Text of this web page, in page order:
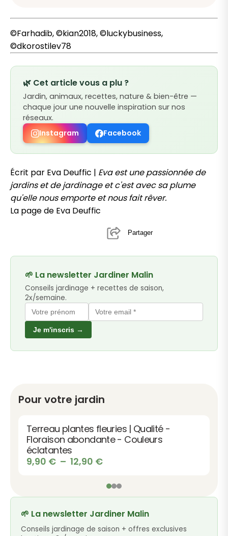
©Farhadib, ©kian2018, ©luckybusiness,
©dkorostilev78
🌿 Cet article vous a plu ?
Jardin, animaux, recettes, nature & bien-être —
chaque jour une nouvelle inspiration sur nos
réseaux.
Instagram
Facebook
Écrit par Eva Deuffic | Eva est une passionnée de
jardins et de jardinage et c'est avec sa plume
qu'elle nous emporte et nous fait rêver.
La page de Eva Deuffic
Partager
🌱 La newsletter Jardiner Malin
Conseils jardinage + recettes de saison,
2x/semaine.
Je m'inscris →
Pour votre jardin
Terreau plantes vertes | Qualité -
Croissance - Feuillage vert & dense
9,90€–12,90
de
9,90 €
à
12,90 €
Conseils jardinage de saison + offres exclusives
boutique, 2x/semaine.